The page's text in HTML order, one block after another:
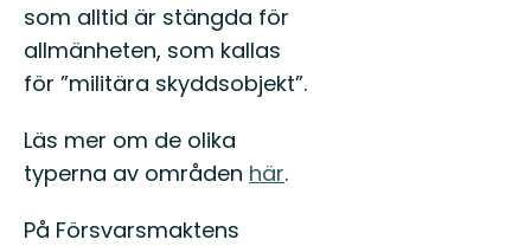
som alltid är stängda för
allmänheten, som kallas
för ”militära skyddsobjekt”.
Läs mer om de olika
typerna av områden här.
På Försvarsmaktens